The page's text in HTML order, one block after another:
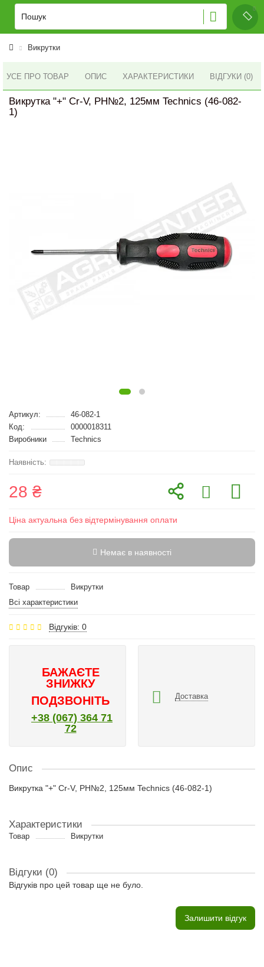
Викрутки
УСЕ ПРО ТОВАР ОПИС ХАРАКТЕРИСТИКИ ВІДГУКИ (0)
Викрутка "+" Cr-V, PH№2, 125мм Technics (46-082-
1)
Артикул:
46-082-1
Код:
0000018311
Виробники
Technics
28 ₴
Ціна актуальна без відтермінування оплати
Немає в наявності
Товар
Викрутки
Всі характеристики
Відгуків: 0
БАЖАЄТЕ
ЗНИЖКУ
ПОДЗВОНІТЬ
+38 (067) 364 71
72
Доставка
Опис
Викрутка "+" Cr-V, PH№2, 125мм Technics (46-082-1)
Характеристики
Товар Викрутки
Відгуки (0)
Відгуків про цей товар ще не було.
Залишити відгук